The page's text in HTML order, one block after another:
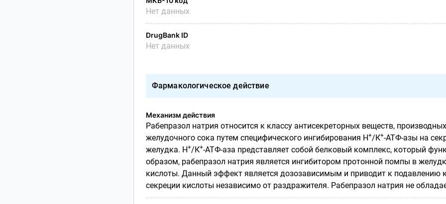
Нет данных
DrugBank ID
Нет данных
Фармакологическое действие
Механизм действия
Рабепразол натрия относится к классу антисекреторных веществ,
желудочного сока путем специфического ингибирования Н+/К+-АТФ-азы на
желудка. Н+/К+-АТФ-аза представляет собой белковый комплекс, который
образом, рабепразол натрия является ингибитором протонной помпы в
кислоты. Данный эффект является дозозависимым и приводит к подавлению
секреции кислоты независимо от раздражителя. Рабепразол натрия не